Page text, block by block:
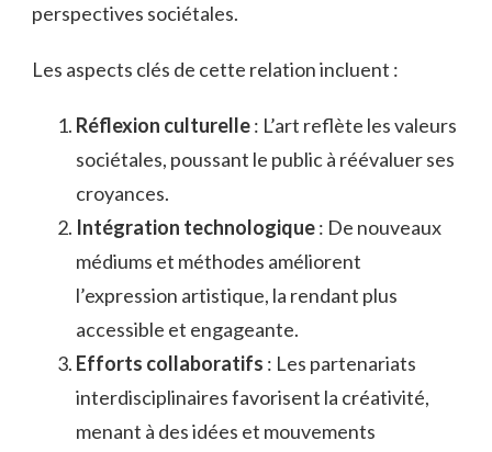
perspectives sociétales.
Les aspects clés de cette relation incluent :
Réflexion culturelle: L’art reflète les valeurs
sociétales, poussant le public à réévaluer ses
croyances.
Intégration technologique: De nouveaux
médiums et méthodes améliorent
l’expression artistique, la rendant plus
accessible et engageante.
Efforts collaboratifs : Les partenariats
interdisciplinaires favorisent la créativité,
menant à des idées et mouvements